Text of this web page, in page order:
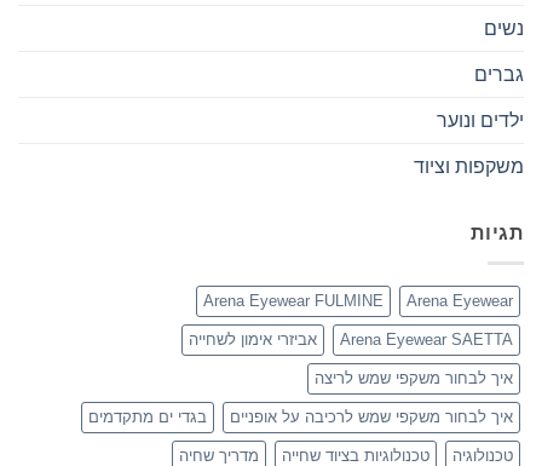
נשים
גברים
ילדים ונוער
משקפות וציוד
תגיות
Arena Eyewear
Arena Eyewear FULMINE
Arena Eyewear SAETTA אביזרי אימון לשחייה
איך לבחור משקפי שמש לריצה
איך לבחור משקפי שמש לרכיבה על אופניים בגדי ים מתקדמים
טכנולוגיה טכנולוגיות בציוד שחייה מדריך שחיה